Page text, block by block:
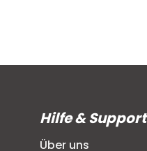
Hilfe & Support
Über uns